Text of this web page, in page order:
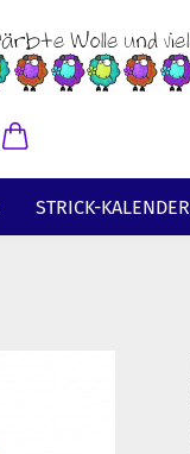
STRICK-KALENDER